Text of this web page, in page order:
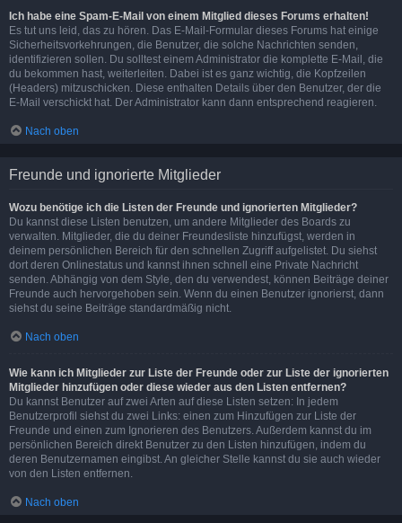
Ich habe eine Spam-E-Mail von einem Mitglied dieses Forums erhalten!
Es tut uns leid, das zu hören. Das E-Mail-Formular dieses Forums hat einige
Sicherheitsvorkehrungen, die Benutzer, die solche Nachrichten senden,
identifizieren sollen. Du solltest einem Administrator die komplette E-Mail, die
du bekommen hast, weiterleiten. Dabei ist es ganz wichtig, die Kopfzeilen
(Headers) mitzuschicken. Diese enthalten Details über den Benutzer, der die
E-Mail verschickt hat. Der Administrator kann dann entsprechend reagieren.
Nach oben
Freunde und ignorierte Mitglieder
Wozu benötige ich die Listen der Freunde und ignorierten Mitglieder?
Du kannst diese Listen benutzen, um andere Mitglieder des Boards zu
verwalten. Mitglieder, die du deiner Freundesliste hinzufügst, werden in
deinem persönlichen Bereich für den schnellen Zugriff aufgelistet. Du siehst
dort deren Onlinestatus und kannst ihnen schnell eine Private Nachricht
senden. Abhängig von dem Style, den du verwendest, können Beiträge deiner
Freunde auch hervorgehoben sein. Wenn du einen Benutzer ignorierst, dann
siehst du seine Beiträge standardmäßig nicht.
Nach oben
Wie kann ich Mitglieder zur Liste der Freunde oder zur Liste der ignorierten
Mitglieder hinzufügen oder diese wieder aus den Listen entfernen?
Du kannst Benutzer auf zwei Arten auf diese Listen setzen: In jedem
Benutzerprofil siehst du zwei Links: einen zum Hinzufügen zur Liste der
Freunde und einen zum Ignorieren des Benutzers. Außerdem kannst du im
persönlichen Bereich direkt Benutzer zu den Listen hinzufügen, indem du
deren Benutzernamen eingibst. An gleicher Stelle kannst du sie auch wieder
von den Listen entfernen.
Nach oben